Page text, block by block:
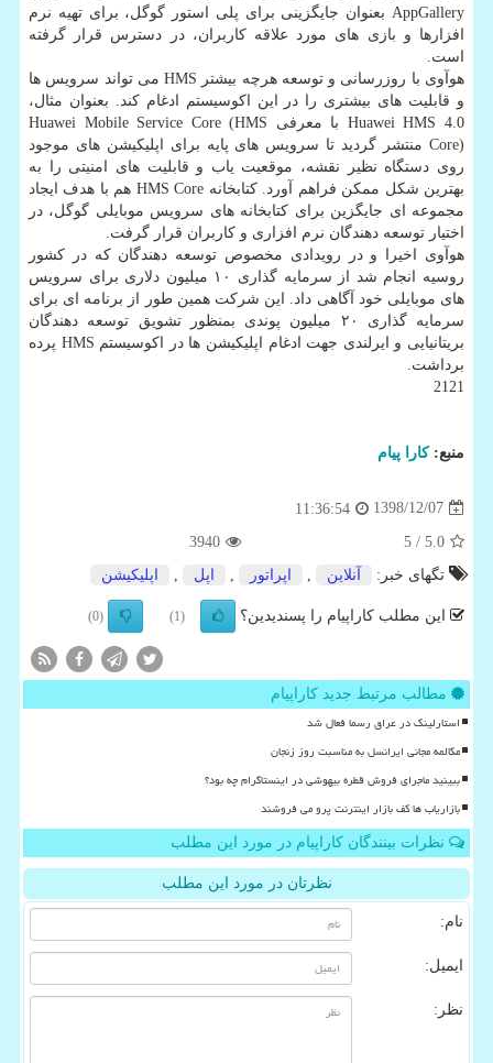
AppGallery بعنوان جایگزینی برای پلی استور گوگل، برای تهیه نرم
افزارها و بازی های مورد علاقه كاربران، در دسترس قرار گرفته
است.
هوآوی با روزرسانی و توسعه هرچه بیشتر HMS می تواند سرویس ها
و قابلیت های بیشتری را در این اكوسیستم ادغام كند. بعنوان مثال،
Huawei HMS 4.0 با معرفی Huawei Mobile Service Core (HMS
Core) منتشر گردید تا سرویس های پایه برای اپلیكیشن های موجود
روی دستگاه نظیر نقشه، موقعیت یاب و قابلیت های امنیتی را به
بهترین شكل ممكن فراهم آورد. كتابخانه HMS Core هم با هدف ایجاد
مجموعه ای جایگزین برای كتابخانه های سرویس موبایلی گوگل، در
اختیار توسعه دهندگان نرم افزاری و كاربران قرار گرفت.
هوآوی اخیرا و در رویدادی مخصوص توسعه دهندگان كه در كشور
روسیه انجام شد از سرمایه گذاری ۱۰ میلیون دلاری برای سرویس
های موبایلی خود آگاهی داد. این شركت همین طور از برنامه ای برای
سرمایه گذاری ۲۰ میلیون پوندی بمنظور تشویق توسعه دهندگان
بریتانیایی و ایرلندی جهت ادغام اپلیكیشن ها در اكوسیستم HMS پرده
برداشت.
2121
منبع:كارا پیام
1398/12/07
11:36:54
5.0
/ 5
3940
تگهای خبر:
آنلاین اپراتور اپل اپلیكیشن
این مطلب کاراپیام را پسندیدین؟ (1)
(0)
مطالب مرتبط جدید کاراپیام
استارلینک در عراق رسما فعال شد
مکالمه مجانی ایرانسل به مناسبت روز زنجان
ببینید ماجرای فروش قطره بیهوشی در اینستاگرام چه بود؟
بازاریاب ها کف بازار اینترنت پرو می فروشند
نظرات بینندگان کاراپیام در مورد این مطلب
نظرتان در مورد این مطلب
نام:
ایمیل:
نظر: